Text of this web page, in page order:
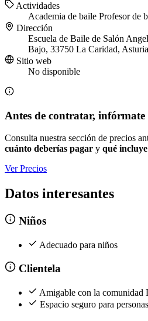
Actividades
Academia de baile Profesor de
Dirección
Escuela de Baile de Salón
Bajo, 33750 La Caridad,
Sitio web
No disponible
Antes de contratar, infórmate
Consulta nuestra sección de precios
cuánto deberías pagar y qué
Ver Precios
Datos interesantes
Niños
Adecuado para niños
Clientela
Amigable con la
Espacio seguro para